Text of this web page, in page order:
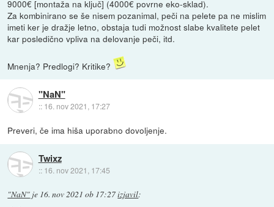
9000€ [montaža na ključ] (4000€ povrne eko-sklad).
Za kombinirano se še nisem pozanimal, peči na pelete pa ne mislim
imeti ker je dražje letno, obstaja tudi možnost slabe kvalitete pelet
kar posledično vpliva na delovanje peči, itd.
Mnenja? Predlogi? Kritike?
"NaN"
:: 16. nov 2021, 17:27
Preveri, če ima hiša uporabno dovoljenje.
Twixz
:: 16. nov 2021, 17:45
"NaN" je 16. nov 2021 ob 17:27izjavil: